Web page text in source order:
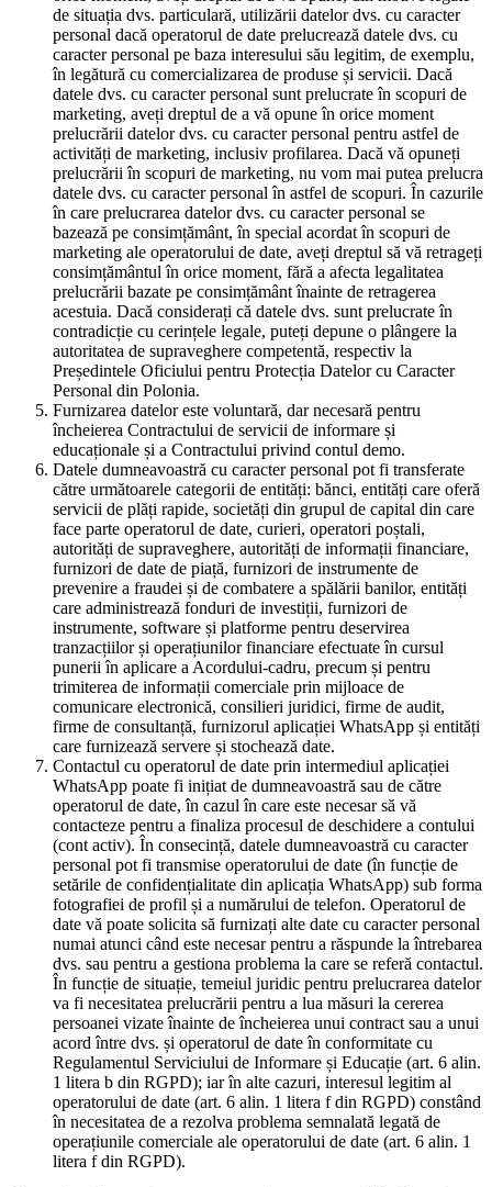
de situația dvs. particulară, utilizării datelor dvs. cu caracter
personal dacă operatorul de date prelucrează datele dvs. cu
caracter personal pe baza interesului său legitim, de exemplu,
în legătură cu comercializarea de produse și servicii. Dacă
datele dvs. cu caracter personal sunt prelucrate în scopuri de
marketing, aveți dreptul de a vă opune în orice moment
prelucrării datelor dvs. cu caracter personal pentru astfel de
activități de marketing, inclusiv profilarea. Dacă vă opuneți
prelucrării în scopuri de marketing, nu vom mai putea prelucra
datele dvs. cu caracter personal în astfel de scopuri. În cazurile
în care prelucrarea datelor dvs. cu caracter personal se
bazează pe consimțământ, în special acordat în scopuri de
marketing ale operatorului de date, aveți dreptul să vă retrageți
consimțământul în orice moment, fără a afecta legalitatea
prelucrării bazate pe consimțământ înainte de retragerea
acestuia. Dacă considerați că datele dvs. sunt prelucrate în
contradicție cu cerințele legale, puteți depune o plângere la
autoritatea de supraveghere competentă, respectiv la
Președintele Oficiului pentru Protecția Datelor cu Caracter
Personal din Polonia.
Furnizarea datelor este voluntară, dar necesară pentru
încheierea Contractului de servicii de informare și
educaționale și a Contractului privind contul demo.
Datele dumneavoastră cu caracter personal pot fi transferate
către următoarele categorii de entități: bănci, entități care oferă
servicii de plăți rapide, societăți din grupul de capital din care
face parte operatorul de date, curieri, operatori poștali,
autorități de supraveghere, autorități de informații financiare,
furnizori de date de piață, furnizori de instrumente de
prevenire a fraudei și de combatere a spălării banilor, entități
care administrează fonduri de investiții, furnizori de
instrumente, software și platforme pentru deservirea
tranzacțiilor și operațiunilor financiare efectuate în cursul
punerii în aplicare a Acordului-cadru, precum și pentru
trimiterea de informații comerciale prin mijloace de
comunicare electronică, consilieri juridici, firme de audit,
firme de consultanță, furnizorul aplicației WhatsApp și entități
care furnizează servere și stochează date.
Contactul cu operatorul de date prin intermediul aplicației
WhatsApp poate fi inițiat de dumneavoastră sau de către
operatorul de date, în cazul în care este necesar să vă
contacteze pentru a finaliza procesul de deschidere a contului
(cont activ). În consecință, datele dumneavoastră cu caracter
personal pot fi transmise operatorului de date (în funcție de
setările de confidențialitate din aplicația WhatsApp) sub forma
fotografiei de profil și a numărului de telefon. Operatorul de
date vă poate solicita să furnizați alte date cu caracter personal
numai atunci când este necesar pentru a răspunde la întrebarea
dvs. sau pentru a gestiona problema la care se referă contactul.
În funcție de situație, temeiul juridic pentru prelucrarea datelor
va fi necesitatea prelucrării pentru a lua măsuri la cererea
persoanei vizate înainte de încheierea unui contract sau a unui
acord între dvs. și operatorul de date în conformitate cu
Regulamentul Serviciului de Informare și Educație (art. 6 alin.
1 litera b din RGPD); iar în alte cazuri, interesul legitim al
operatorului de date (art. 6 alin. 1 litera f din RGPD) constând
în necesitatea de a rezolva problema semnalată legată de
operațiunile comerciale ale operatorului de date (art. 6 alin. 1
litera f din RGPD).